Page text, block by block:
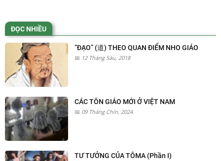
ĐỌC NHIỀU
“ĐẠO” (道) THEO QUAN ĐIỂM NHO GIÁO
12 Tháng Sáu, 2018
CÁC TÔN GIÁO MỚI Ở VIỆT NAM
09 Tháng Chín, 2024
TƯ TƯỞNG CỦA TÔMA (Phần I)